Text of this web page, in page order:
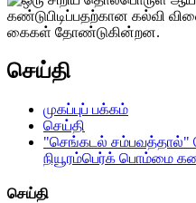
செய்தி
முகப்புப் பக்கம்
செய்தி
"செங்கடல் சம்பவத்தால்"
நியூரம்பெர்க் பொம்மை
செய்தி